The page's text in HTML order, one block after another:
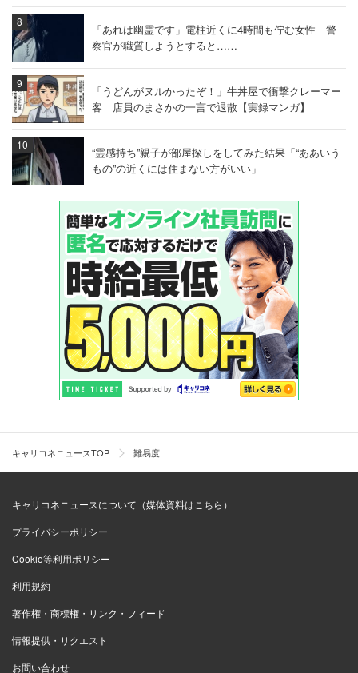
「あれは幽霊です」電柱近くに4時間も佇む女性 警
察官が職質しようとすると……
「うどんがヌルかったぞ！」牛丼屋で衝撃クレーマー
客 店員のまさかの一言で退散【実録マンガ】
“霊感持ち”親子が部屋探しをしてみた結果「“ああいう
もの”の近くには住まない方がいい」
キャリコネニュースTOP 難易度
キャリコネニュースについて（媒体資料はこちら）
プライバシーポリシー
Cookie等利用ポリシー
利用規約
著作権・商標権・リンク・フィード
情報提供・リクエスト
お問い合わせ